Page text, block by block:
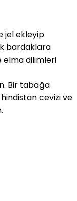
jel ekleyip
bardaklara
elma dilimleri
Bir tabağa
cevizi ve